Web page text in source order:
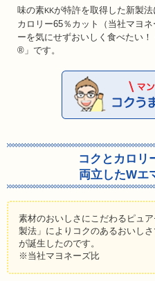
味の素KKが特許を取得した新製法
カロリー65％カット（当社マヨネ
ーを気にせずおいしく食べたい！
®」です。
コクとカロリ
両立したWエ
素材のおいしさにこだわるピュ
製法」によりコクのあるおいしさ
が誕生したのです。
※当社マヨネーズ比